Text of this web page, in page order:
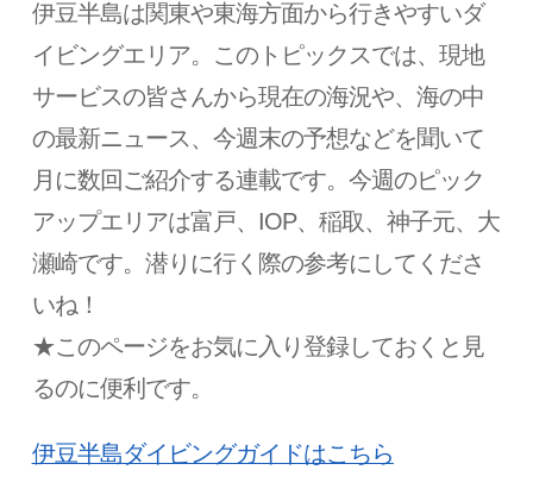
伊豆半島は関東や東海方面から行きやすいダ
イビングエリア。このトピックスでは、現地
サービスの皆さんから現在の海況や、海の中
の最新ニュース、今週末の予想などを聞いて
月に数回ご紹介する連載です。今週のピック
アップエリアは富戸、IOP、稲取、神子元、大
瀬崎です。潜りに行く際の参考にしてくださ
いね！
★このページをお気に入り登録しておくと見
るのに便利です。
伊豆半島ダイビングガイドはこちら